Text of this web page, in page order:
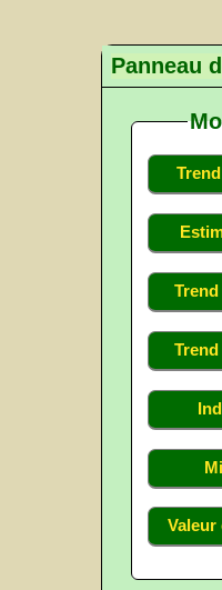
Panneau
Trend
Valeur